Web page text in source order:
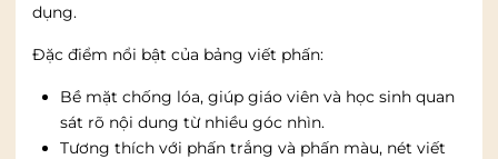
dụng.
Đặc điểm nổi bật của bảng viết phấn:
Bề mặt chống lóa, giúp giáo viên và học sinh quan
sát rõ nội dung từ nhiều góc nhìn.
Tương thích với phấn trắng và phấn màu, nét viết